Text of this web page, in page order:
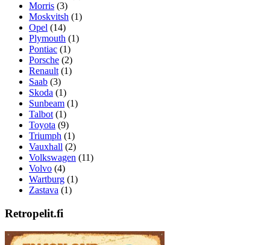
Morris (3)
Moskvitsh (1)
Opel (14)
Plymouth (1)
Pontiac (1)
Porsche (2)
Renault (1)
Saab (3)
Skoda (1)
Sunbeam (1)
Talbot (1)
Toyota (9)
Triumph (1)
Vauxhall (2)
Volkswagen (11)
Volvo (4)
Wartburg (1)
Zastava (1)
Retropelit.fi